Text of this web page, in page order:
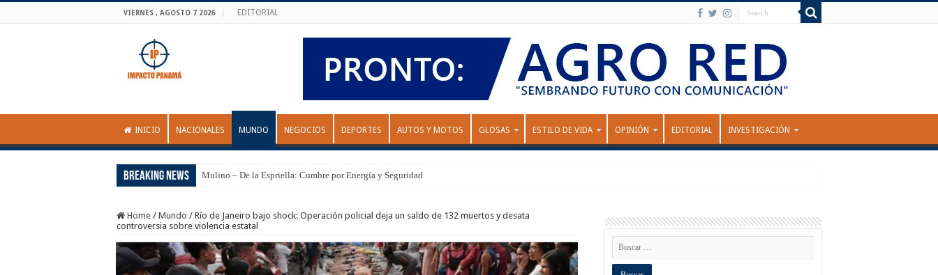
VIERNES , AGOSTO 7 2026 EDITORIAL
INICIO NACIONALES MUNDO NEGOCIOS DEPORTES AUTOS Y MOTOS GLOSAS ESTILO DE VIDA OPINIÓN EDITORIAL INVESTIGACIÓN
Breaking News Mulino – De la Espriella: Cumbre por Energía y Seguridad
Home / Mundo / Río de Janeiro bajo shock: Operación policial deja un saldo de 132 muertos y desata
controversia sobre violencia estatal